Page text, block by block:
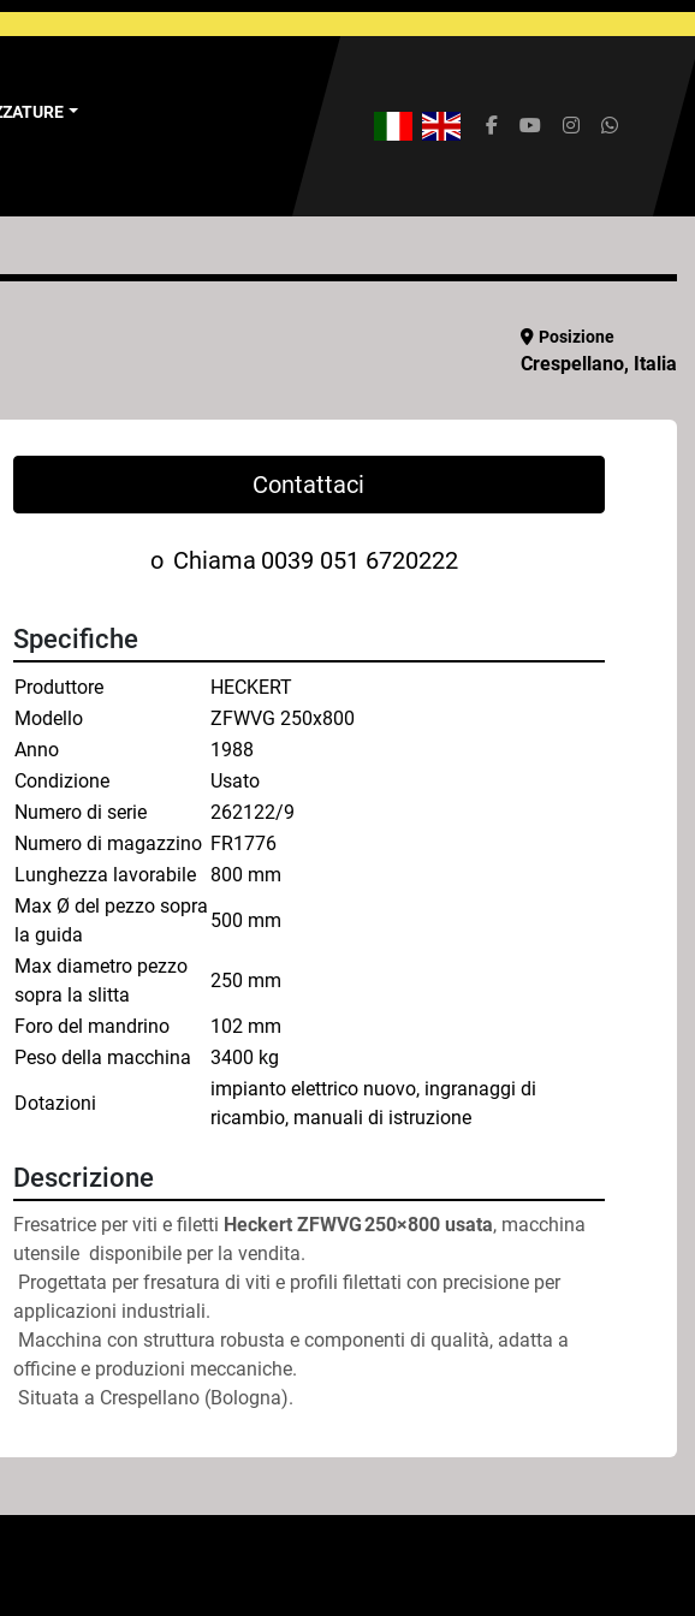
facebookyoutubeinstagram
Posizione
Crespellano, Italia
Contattaci
o Chiama 0039 051 6720222
Specifiche
Produttore
HECKERT
Modello
ZFWVG 250x800
Anno
1988
Condizione
Usato
Numero di serie
262122/9
Numero di magazzino FR1776
Lunghezza lavorabile
800 mm
Max Ø del pezzo sopra
la guida
500 mm
Max diametro pezzo
sopra la slitta
250 mm
Foro del mandrino
102 mm
Peso della macchina
3400 kg
Dotazioni
impianto elettrico nuovo, ingranaggi di
ricambio, manuali di istruzione
Descrizione
Fresatrice per viti e filetti Heckert ZFWVG 250×800 usata, macchina
utensile  disponibile per la vendita.
applicazioni industriali.
officine e produzioni meccaniche.
Situata a Crespellano (Bologna).